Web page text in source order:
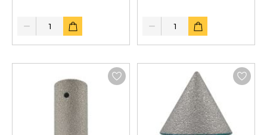
Quantity Quantity